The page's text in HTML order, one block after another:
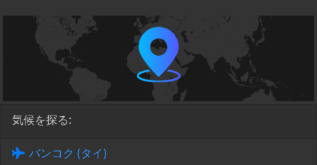
気候を探る:
バンコク (タイ)